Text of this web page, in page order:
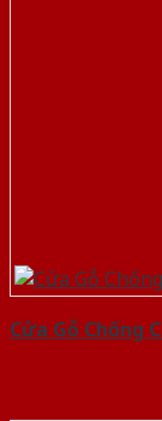
Cửa Gỗ Chống